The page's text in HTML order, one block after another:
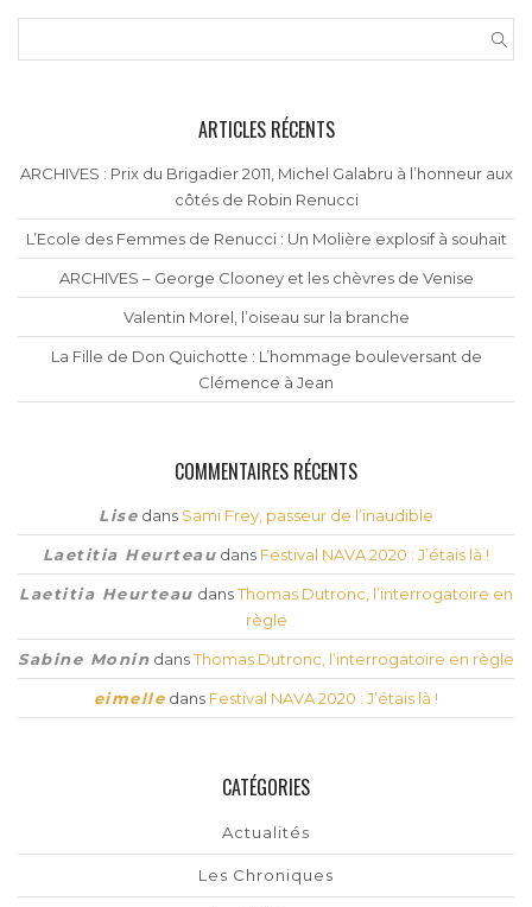
ARTICLES RÉCENTS
ARCHIVES : Prix du Brigadier 2011, Michel Galabru à l’honneur aux
côtés de Robin Renucci
L’Ecole des Femmes de Renucci : Un Molière explosif à souhait
ARCHIVES – George Clooney et les chèvres de Venise
Valentin Morel, l’oiseau sur la branche
La Fille de Don Quichotte : L’hommage bouleversant de
Clémence à Jean
COMMENTAIRES RÉCENTS
Lise dans Sami Frey, passeur de l’inaudible
Laetitia Heurteau dans Festival NAVA 2020 : J’étais là !
Laetitia Heurteau dansThomas Dutronc, l’interrogatoire en
règle
Sabine Monin dansThomas Dutronc, l’interrogatoire en règle
eimelle dans Festival NAVA 2020 : J’étais là !
CATÉGORIES
Actualités
Les Chroniques